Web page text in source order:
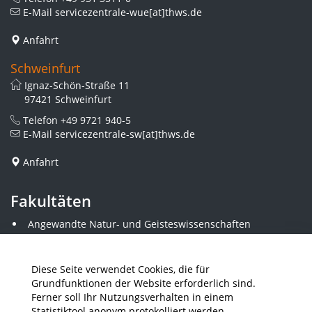
Diese Seite verwendet Cookies, die für
Grundfunktionen der Website erforderlich sind.
Ferner soll Ihr Nutzungsverhalten in einem
E-Mail servicezentrale-wue[at]thws.de
Anfahrt
Schweinfurt
Ignaz-Schön-Straße 11
97421 Schweinfurt
Telefon +49 9721 940-5
E-Mail servicezentrale-sw[at]thws.de
Anfahrt
Fakultäten
Angewandte Natur- und Geisteswissenschaften
Angewandte Sozialwissenschaften
Elektrotechnik
Gestaltung
Informatik und Wirtschaftsinformatik
Kunststofftechnik und Vermessung